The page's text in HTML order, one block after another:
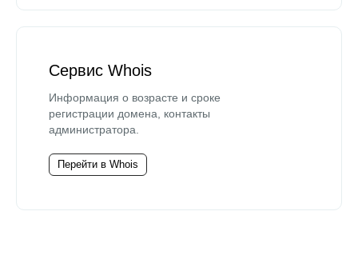
Сервис Whois
Информация о возрасте и сроке
регистрации домена, контакты
администратора.
Перейти в Whois